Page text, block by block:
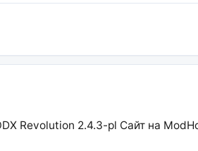
Revolution 2.4.3-pl Сайт на